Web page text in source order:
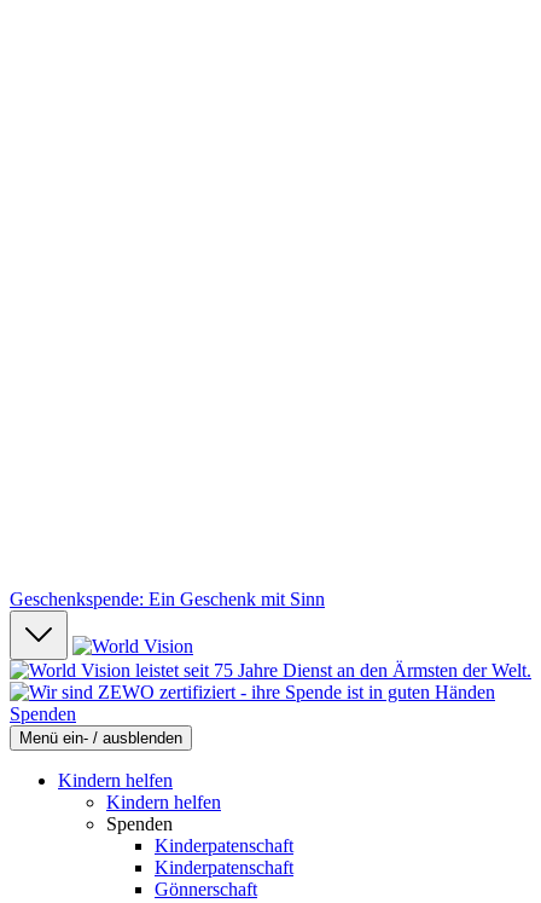
Geschenkspende: Ein Geschenk mit Sinn
Spenden
Menü ein- / ausblenden
Kindern helfen
Kindern helfen
Spenden
Kinderpatenschaft
Kinderpatenschaft
Gönnerschaft